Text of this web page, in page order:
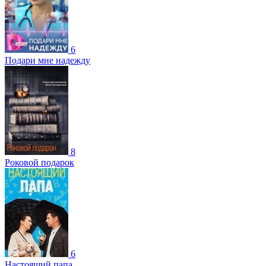
6
Подари мне надежду
8
Роковой подарок
6